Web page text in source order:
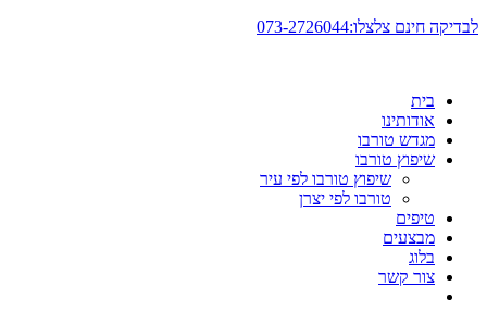
דלג
לבדיקה חינם צלצלו:073-2726044
בית
אודותינו
מגדש טורבו
שיפוץ טורבו
שיפוץ טורבו לפי עיר
טורבו לפי יצרן
טיפים
מבצעים
בלוג
צור קשר